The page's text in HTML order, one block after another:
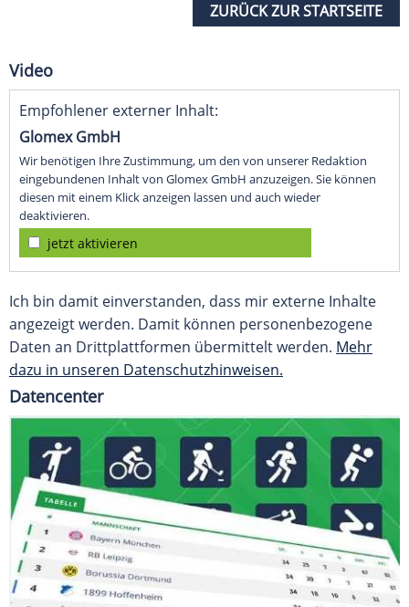
ZURÜCK ZUR STARTSEITE
Video
Empfohlener externer Inhalt:
Glomex GmbH
Wir benötigen Ihre Zustimmung, um den von unserer Redaktion
eingebundenen Inhalt von Glomex GmbH anzuzeigen. Sie können
diesen mit einem Klick anzeigen lassen und auch wieder
deaktivieren.
jetzt aktivieren
Ich bin damit einverstanden, dass mir externe Inhalte
angezeigt werden. Damit können personenbezogene
Daten an Drittplattformen übermittelt werden. Mehr
dazu in unseren Datenschutzhinweisen.
Datencenter